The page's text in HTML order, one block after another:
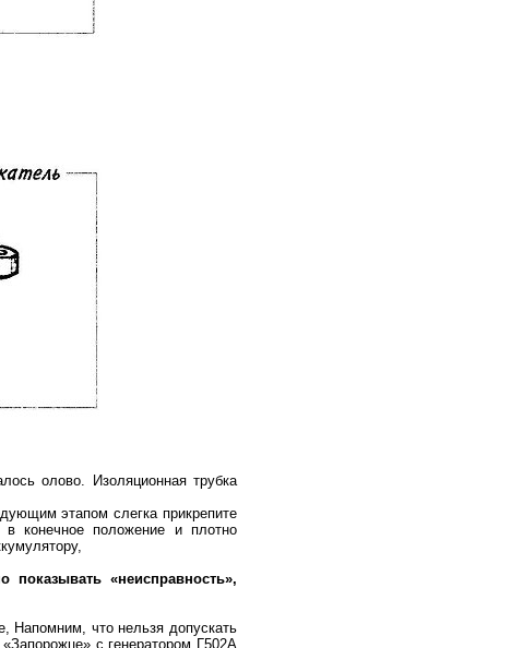
олово. Изоляционная трубка
этапом слегка прикрепите
конечное положение и плотно
«неисправность»,
Напомним, что нельзя допускать
с генератором Г502А